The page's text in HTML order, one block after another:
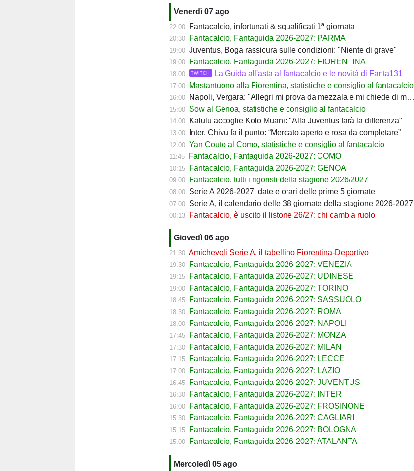
Venerdì 07 ago
22:00 Fantacalcio, infortunati & squalificati 1ª giornata
20:30 Fantacalcio, Fantaguida 2026-2027: PARMA
19:00 Juventus, Boga rassicura sulle condizioni: "Niente di grave"
19:00 Fantacalcio, Fantaguida 2026-2027: FIORENTINA
18:00 TWITCH La Guida all'asta al fantacalcio e le novità di Fanta131
17:00 Mastantuono alla Fiorentina, statistiche e consiglio al fantacalcio
16:00 Napoli, Vergara: "Allegri mi prova da mezzala e mi chiede di migliorare"
15:00 Sow al Genoa, statistiche e consiglio al fantacalcio
14:00 Kalulu accoglie Kolo Muani: "Alla Juventus farà la differenza"
13:00 Inter, Chivu fa il punto: “Mercato aperto e rosa da completare”
12:00 Yan Couto al Como, statistiche e consiglio al fantacalcio
11:45 Fantacalcio, Fantaguida 2026-2027: COMO
10:15 Fantacalcio, Fantaguida 2026-2027: GENOA
09:00 Fantacalcio, tutti i rigoristi della stagione 2026/2027
08:00 Serie A 2026-2027, date e orari delle prime 5 giornate
07:00 Serie A, il calendario delle 38 giornate della stagione 2026-2027
00:13 Fantacalcio, è uscito il listone 26/27: chi cambia ruolo
Giovedì 06 ago
21:30 Amichevoli Serie A, il tabellino Fiorentina-Deportivo
19:30 Fantacalcio, Fantaguida 2026-2027: VENEZIA
19:15 Fantacalcio, Fantaguida 2026-2027: UDINESE
19:00 Fantacalcio, Fantaguida 2026-2027: TORINO
18:45 Fantacalcio, Fantaguida 2026-2027: SASSUOLO
18:30 Fantacalcio, Fantaguida 2026-2027: ROMA
18:00 Fantacalcio, Fantaguida 2026-2027: NAPOLI
17:45 Fantacalcio, Fantaguida 2026-2027: MONZA
17:30 Fantacalcio, Fantaguida 2026-2027: MILAN
17:15 Fantacalcio, Fantaguida 2026-2027: LECCE
17:00 Fantacalcio, Fantaguida 2026-2027: LAZIO
16:45 Fantacalcio, Fantaguida 2026-2027: JUVENTUS
16:30 Fantacalcio, Fantaguida 2026-2027: INTER
16:00 Fantacalcio, Fantaguida 2026-2027: FROSINONE
15:30 Fantacalcio, Fantaguida 2026-2027: CAGLIARI
15:15 Fantacalcio, Fantaguida 2026-2027: BOLOGNA
15:00 Fantacalcio, Fantaguida 2026-2027: ATALANTA
Mercoledì 05 ago